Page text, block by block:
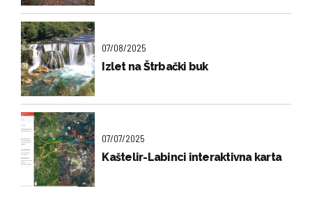
07/08/2025
Izlet na Štrbački buk
07/07/2025
Kaštelir-Labinci interaktivna karta